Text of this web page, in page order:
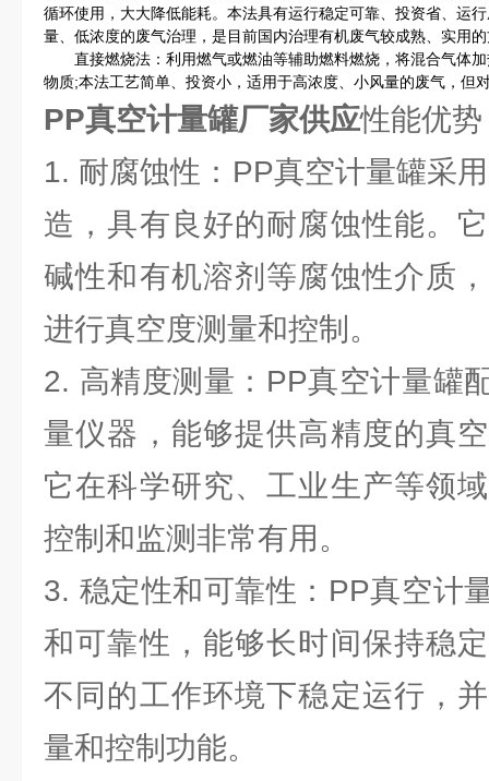
循环使用，大大降低能耗。本法具有运行稳定可靠、投资省、运
量、低浓度的废气治理，是目前国内治理有机废气较成熟、实用
直接燃烧法：利用燃气或燃油等辅助燃料燃烧，将混合气体加
物质;本法工艺简单、投资小，适用于高浓度、小风量的废气，但
PP真空计量罐厂家供应性能优势
1. 耐腐蚀性：PP真空计量罐采
造，具有良好的耐腐蚀性能。
碱性和有机溶剂等腐蚀性介质
进行真空度测量和控制。
2. 高精度测量：PP真空计量罐
量仪器，能够提供高精度的真
它在科学研究、工业生产等领
控制和监测非常有用。
3. 稳定性和可靠性：PP真空计
和可靠性，能够长时间保持稳
不同的工作环境下稳定运行，
量和控制功能。